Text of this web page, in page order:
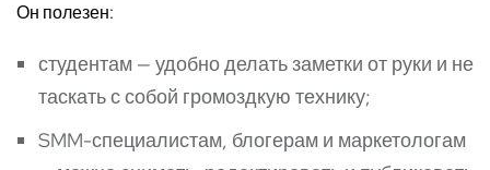
Он полезен:
студентам — удобно делать заметки от руки и не
таскать с собой громоздкую технику;
SMM-специалистам, блогерам и маркетологам